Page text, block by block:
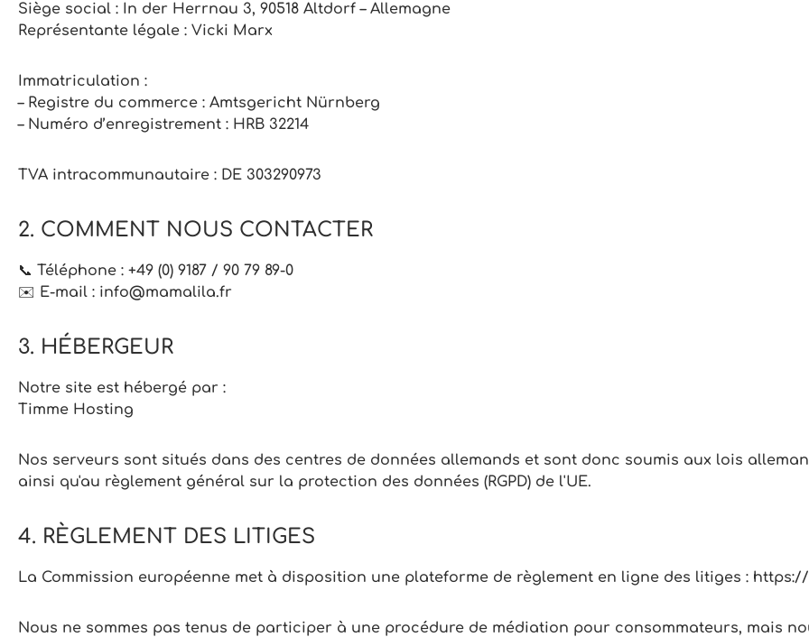
Siège social : In der Herrnau 3, 90518 Altdorf – Allemagne
Représentante légale : Vicki Marx
Immatriculation :
– Registre du commerce : Amtsgericht Nürnberg
– Numéro d’enregistrement : HRB 32214
TVA intracommunautaire : DE 303290973
2. COMMENT NOUS CONTACTER
📞 Téléphone : +49 (0) 9187 / 90 79 89-0
✉️ E-mail : info@mamalila.fr
3. HÉBERGEUR
Notre site est hébergé par :
Timme Hosting
Nos serveurs sont situés dans des centres de données allemands et sont donc soumis aux lois
ainsi qu'au règlement général sur la protection des données (RGPD) de l'UE.
4. RÈGLEMENT DES LITIGES
La Commission européenne met à disposition une plateforme de règlement en ligne des litiges :
Nous ne sommes pas tenus de participer à une procédure de médiation pour consommateurs, mais